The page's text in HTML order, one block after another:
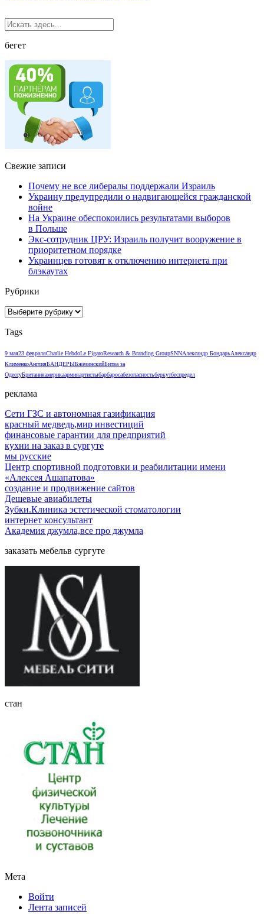
бегет
Свежие записи
Почему не все либералы поддержали Израиль
Украину предупредили о надвигающейся гражданской
войне
На Украине обеспокоились результатами выборов
в Польше
Экс-сотрудник ЦРУ: Израиль получит вооружение в
приоритетном порядке
Украинцев готовят к отключению интернета при
блэкаутах
Рубрики
Рубрики
Tags
9 мая23 февраляCharlie HebdoLe FigaroResearch & Branding GroupSNNАлександр БондарьАлександр
КлименкоАнглияБАНДЕРЫБжезинскийБитва за
ОдессуБританияамерикаармияартистыбарбаросабезопасностьберкутбеспредел
реклама
Сети ГЗС и автономная газификация
красный медведь,мир инвестиций
финансовые гарантии для предприятий
кухни на заказ в сургуте
мы русские
Центр спортивной подготовки и реабилитации имени
«Алексея Ашапатова»
создание и продвижение сайтов
Дешевые авиабилеты
Зубки.Клиника эстетической стоматологии
интернет консультант
Академия джумла,все про джумла
заказать мебельв сургуте
стан
Мета
Войти
Лента записей